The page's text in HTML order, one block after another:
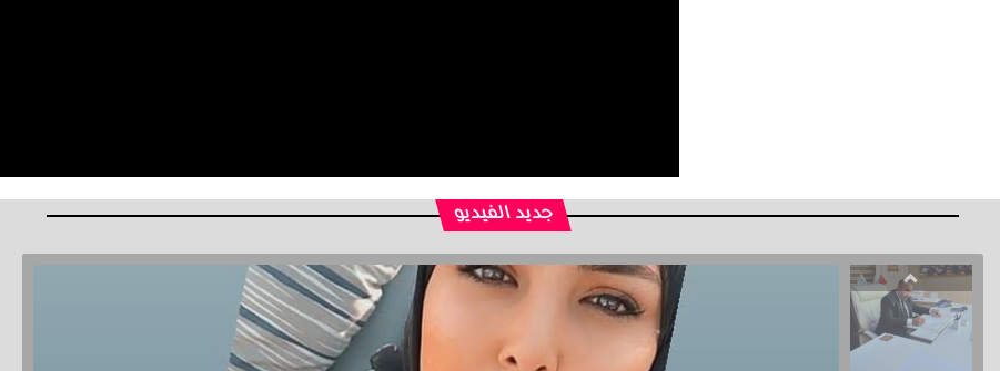
جديد الفيديو